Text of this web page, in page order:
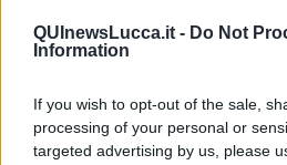
QUInewsLucca.it - Do Not
Information
If you wish to opt-out of the sale,
processing of your personal or
targeted advertising by us, please
​Il Giro
Insopportabile
Luana
​Ci vuole Fedez
​Cronaca di un vaccino annunciato